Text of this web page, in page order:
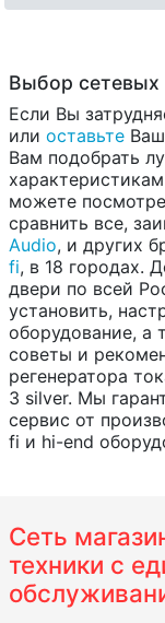
Выбор сетевых
Если Вы
или оставьте
Вам подобрать
можете
сравнить все,
Audio, и других
fi, в 18 городах.
двери по всей
установить,
оборудование, а
советы и
регенератора
3 silver. Мы
сервис от
fi и hi-end
Сеть
техники с